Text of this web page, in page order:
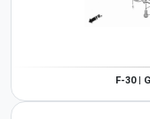
F-30 |